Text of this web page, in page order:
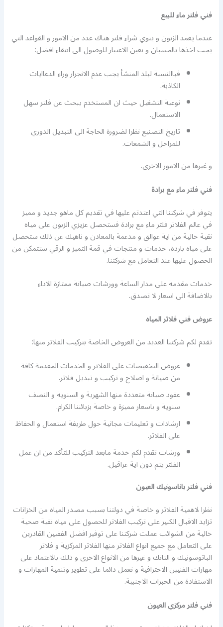
فني فلتر ماء للبيع
عندما يعمد الزبون و ينوي شراء فلتر هناك عدد من الامور و القواعد التي
يجب اخذها بالحسبان و بعين الاعتبار للوصول الى انتقاء افضل:
فباالنسبة لبلد المنشأ يجب عدم الانجرار وراء الدعاايات
الكاذبة.
نوعية التشغيل حيث ان المستخدم يبحث عن فلتر سهل
الاستعمال.
تاريخ التصنيع نظرا لضرورة الحاجة الى التبديل الدوري
للمراحل و الشمعات.
و غيرها من الامور الاخرى.
فني فلتر ماء مع برادة
يتوفر في شركتنا التي اعتدتم عليها في تقديم كل ماهو جديد و مميز
في عالم الفلاتر فلتر ماء مع برادة فستحصل عزيزي الزبون على مياه
نقية خالية من اية عوالق و مدعمة بالمعادن و ناهيك عن ذلك ستحصل
على مياه باردة، خدمات و منتجات في قمة التميز و الرقي ستتمكن من
الحصول عليها عند التعامل مع شركتنا.
خدمات مقدمة على مدار الساعة وورشات صيانة ممتازة الاداء
بالاضافة الى اسعار لا تصدق.
عروض فني فلاتر المياه
تقدم لكم شركتنا العديد من العروض الخاصة بتركيب الفلاتر منها:
عروض التخفيضات على الفلاتر و الخدمات المقدمة كافة
من صيانة و اصلاح و تركيب و تبديل فلاتر.
عقود صيانة متعددة منها الشهرية و السنوية و النصف
سنوية و باسعار مميزة و خاصة بزبائننا الكرام.
ارشادات و تعليمات مجانية حول طريفة استعمال و الحفاظ
على الفلاتر.
ورشات تقدم لكم خدمة مابعد التركيب للتأكد من ان عمل
الفلتر يتم دون اية عراقيل.
فني فلتر باناسونيك العيون
نظرا لاهمية الفلاتر و خاصة في دولتنا بسبب مصدر المياه من الخزانات
تزايد الاقبال الكبير على تركيب الفلاتر للحصول على مياه نقية صحية
خالية من الشوائب عملت شركتنا على توفير افضل الففيين القادرين
على التعامل مع جميع انواع الفلاتر منها الفلاتر المركزية و فلاتر
الباتوسونيك و التانك و غيرها من الانواع الاخرى و ذلك بالاعتماد على
مهارات الفنيين الاحترافية و نعمل دائما على تطوير وتنمية المهارات و
الاستفادة من الخبرات الاجنبية.
فني فلتر مركزي العيون